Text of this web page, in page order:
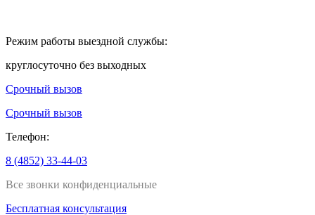
Режим работы выездной службы:
круглосуточно без выходных
Срочный вызов
Срочный вызов
Телефон:
8 (4852) 33-44-03
Все звонки конфиденциальные
Бесплатная консультация